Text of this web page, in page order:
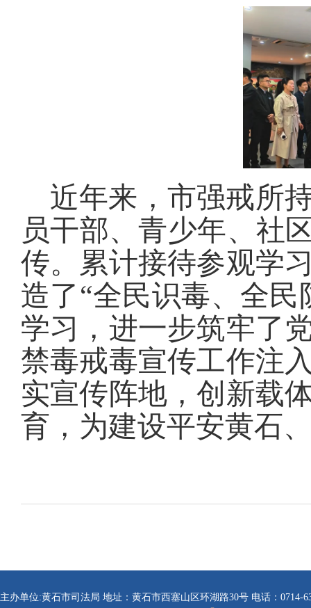
近年来，市强戒所
员干部、青少年、社
传。累计接待参观学
造了“全民识毒、全
学习，进一步筑牢了
禁毒戒毒宣传工作注
实宣传阵地，创新载
育，为建设平安黄石
主办单位:黄石市司法局 地址：黄石市西塞山区环湖路30号 电话：0714-